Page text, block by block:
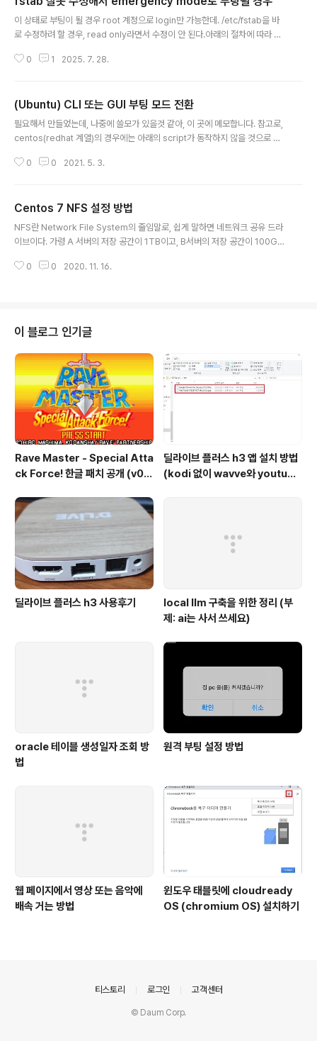
cker run -v 옵션으로 지정한 폴더의 내용은 저장되지 않는다이는..
이 상태로 부팅이 될 경우 root 계정으로 login만 가능한데. /etc/fstab을 바
로 수정하려 할 경우, read only라면서 수정이 안 된다.아래의 절차에 따라 임
ndmnt // 의 device를 찾는다 (ex: /dev/sda)mount -o rw,remount /de
수정이 가능해진다수정 완료 후 리부팅하면 된다.만약 또 잘못 수정했다면 1번
부터 반복
0 1 2025. 7. 28.
(Ubuntu) CLI 또는 GUI 부팅 모드 전환
필요해서 만들었는데, 나중에 쓸모가 있을것 같아, 이 곳에 메모합니다. 참고로,
centos(redhat 계열)의 경우에는 아래의 script가 동작하지 않을 것으로 생
do 권한을 가지고 실행합니다. 1 또는 0의 인자를 입력하되, 1은 CLI, 0은 GUI
n echo "set the cli mode" sed -i 's/GRUB_CMDLINE_LINUX_DEFA
ULT=.*/GRUB_CMDLINE_LINUX_DEFAULT=\"tex..
0 0 2021. 5. 3.
Centos 7 NFS 설정 방법
NFS란 Network File System의 줄임말로, 쉽게 말하면 네트워크 공유 드라
이브이다. 가령 A 서버의 저장 공간이 1TB이고, B서버의 저장 공간이 100GB
것이다. 설정 방법은 서버(위의 예시에서 A서버 역할)와 클라이언트(B서버 역
ctl enable nfs-server && systemctl enable..
0 0 2020. 11. 16.
이 블로그 인기글
Rave Master - Special Atta
ck Force! 한글 패치 공개 (v0.
딜라이브 플러스 h3 앱 설치 방법
(kodi 없이 wavve와 youtube
딜라이브 플러스 h3 사용후기
local llm 구축을 위한 정리 (부
제: ai는 사서 쓰세요)
oracle 테이블 생성일자 조회 방
법
원격 부팅 설정 방법
웹 페이지에서 영상 또는 음악에
배속 거는 방법
윈도우 태블릿에 cloudready
OS (chromium OS) 설치하기
티스토리 로그인 고객센터
© Daum Corp.